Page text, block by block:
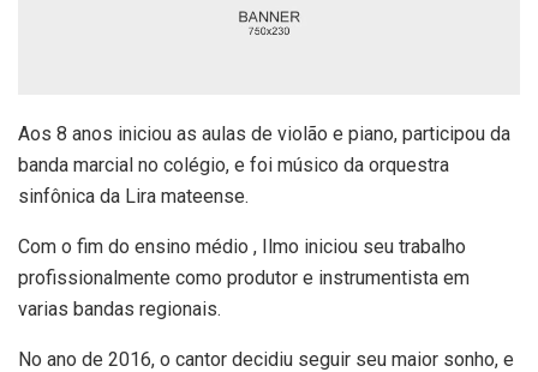
Aos 8 anos iniciou as aulas de violão e piano, participou da
banda marcial no colégio, e foi músico da orquestra
sinfônica da Lira mateense.
Com o fim do ensino médio , Ilmo iniciou seu trabalho
profissionalmente como produtor e instrumentista em
varias bandas regionais.
No ano de 2016, o cantor decidiu seguir seu maior sonho, e